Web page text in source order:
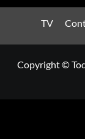
TV
Copyright ©